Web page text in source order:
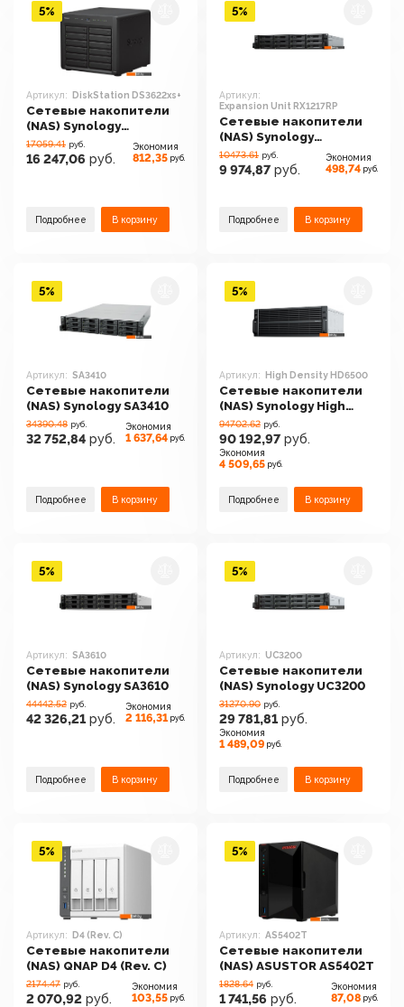
Артикул: DiskStation DS3622xs+
Сетевые накопители
(NAS) Synology
DiskStation DS3622xs+
17059.41 руб.
16 247,06 руб.
Экономия
812,35 руб.
Подробнее В корзину
5%
Артикул:
Expansion Unit RX1217RP
Сетевые накопители
(NAS) Synology
Expansion Unit RX1217RP
10473.61 руб.
9 974,87 руб.
Экономия
498,74 руб.
Подробнее В корзину
5%
Артикул: SA3410
Сетевые накопители
(NAS) Synology SA3410
34390.48 руб.
32 752,84 руб.
Экономия
1 637,64 руб.
Подробнее В корзину
5%
Артикул: High Density HD6500
Сетевые накопители
(NAS) Synology High
Density HD6500
94702.62 руб.
90 192,97 руб.
Экономия
4 509,65 руб.
Подробнее В корзину
5%
Артикул: SA3610
Сетевые накопители
(NAS) Synology SA3610
44442.52 руб.
42 326,21 руб.
Экономия
2 116,31 руб.
Подробнее В корзину
5%
Артикул: UC3200
Сетевые накопители
(NAS) Synology UC3200
31270.90 руб.
29 781,81 руб.
Экономия
1 489,09 руб.
Подробнее В корзину
5%
Артикул: D4 (Rev. C)
Сетевые накопители
(NAS) QNAP D4 (Rev. C)
2174.47 руб.
2 070,92 руб.
Экономия
103,55 руб.
5%
Артикул: AS5402T
Сетевые накопители
(NAS) ASUSTOR AS5402T
1828.64 руб.
1 741,56 руб.
Экономия
87,08 руб.
5%